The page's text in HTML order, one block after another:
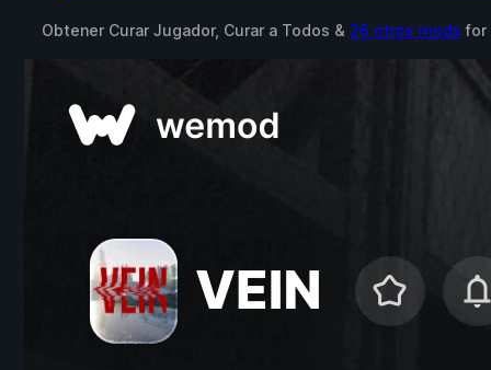
Obtener Curar Jugador, Curar a Todos & 26 otros mods for